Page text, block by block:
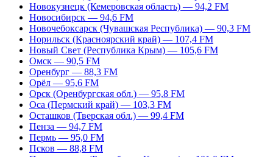
Новокузнецк (Кемеровская область) — 94,2 FM
Новосибирск — 94,6 FM
Новочебоксарск (Чувашская Республика) — 90,3 FM
Норильск (Красноярский край) — 107,4 FM
Новый Свет (Республика Крым) — 105,6 FM
Омск — 90,5 FM
Оренбург — 88,3 FM
Орёл — 95,6 FM
Орск (Оренбургская обл.) — 95,8 FM
Оса (Пермский край) — 103,3 FM
Осташков (Тверская обл.) — 99,4 FM
Пенза — 94,7 FM
Пермь — 95,0 FM
Псков — 88,8 FM